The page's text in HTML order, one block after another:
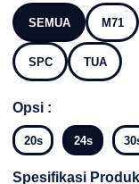
SEMUA M71
SPC TUA
Opsi :
20s 24s
Spesifikasi